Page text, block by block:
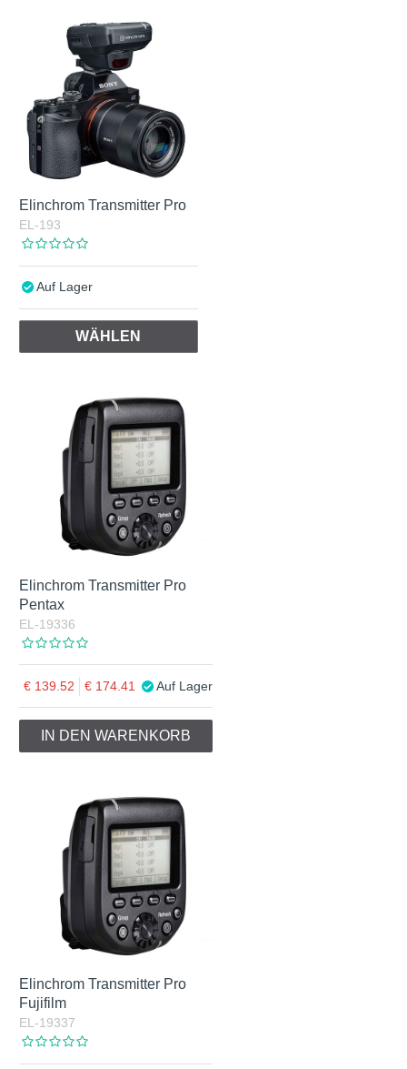
Elinchrom Transmitter Pro
EL-193
Auf Lager
WÄHLEN
Elinchrom Transmitter Pro
Pentax
EL-19336
139.52 174.41 Auf Lager
IN DEN WARENKORB
Elinchrom Transmitter Pro
Fujifilm
EL-19337